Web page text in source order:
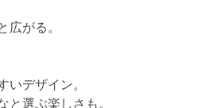
広がる。
いデザイン。
と選ぶ楽しさも。